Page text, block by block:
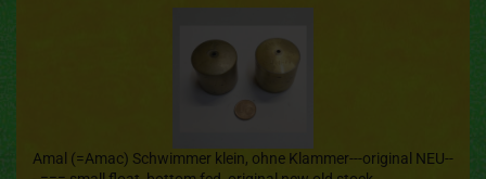
Amal (=Amac) Schwimmer klein, ohne Klammer---original NEU--